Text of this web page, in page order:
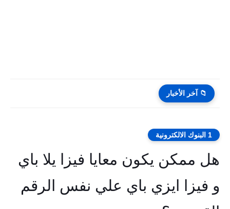
📁 آخر الأخبار
1 البنوك الالكترونية
هل ممكن يكون معايا فيزا يلا باي
و فيزا ايزي باي علي نفس الرقم